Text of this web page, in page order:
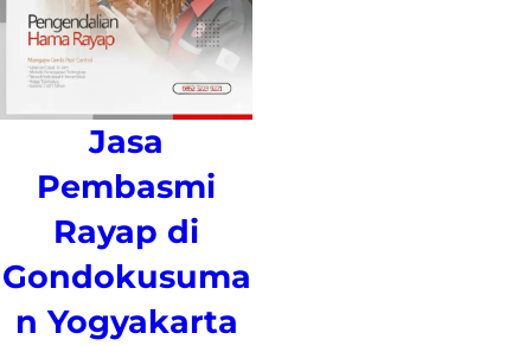
Jasa
Pembasmi
Rayap di
Gondokusuma
n Yogyakarta